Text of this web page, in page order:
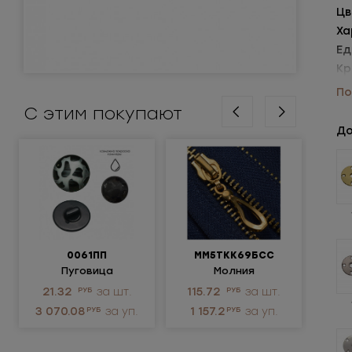
С этим покупают
0061ПП
Пуговица
пластиковая
21.32 РУБ за шт.
3 070.08 РУБ за уп.
ММ5ТКК69БСС
Молния
металлическая
115.72 РУБ за шт.
1 157.2 РУБ за уп.